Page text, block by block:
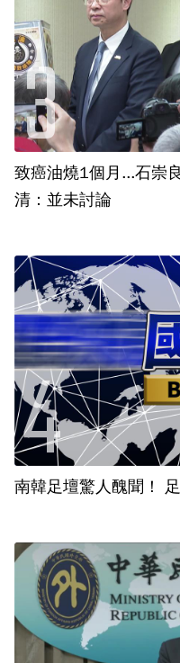
致癌油燒1個月...石崇良、
清：並未討論
南韓足壇驚人醜聞！